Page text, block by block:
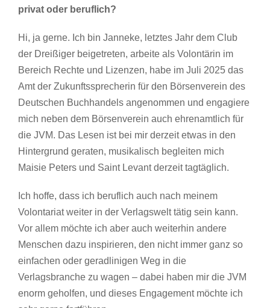
privat oder beruflich?
Hi, ja gerne. Ich bin Janneke, letztes Jahr dem Club
der Dreißiger beigetreten, arbeite als Volontärin im
Bereich Rechte und Lizenzen, habe im Juli 2025 das
Amt der Zukunftssprecherin für den Börsenverein des
Deutschen Buchhandels angenommen und engagiere
mich neben dem Börsenverein auch ehrenamtlich für
die JVM. Das Lesen ist bei mir derzeit etwas in den
Hintergrund geraten, musikalisch begleiten mich
Maisie Peters und Saint Levant derzeit tagtäglich.
Ich hoffe, dass ich beruflich auch nach meinem
Volontariat weiter in der Verlagswelt tätig sein kann.
Vor allem möchte ich aber auch weiterhin andere
Menschen dazu inspirieren, den nicht immer ganz so
einfachen oder geradlinigen Weg in die
Verlagsbranche zu wagen – dabei haben mir die JVM
enorm geholfen, und dieses Engagement möchte ich